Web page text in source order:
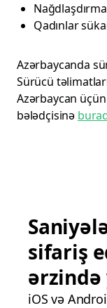
Qadınlar
Azərbaycanda
Sürücü
Azərbaycan
bələdçisinə
sifariş
ərzində
iOS və